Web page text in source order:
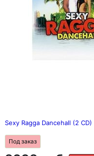
Sexy Ragga Dancehall (2 CD)
Под заказ